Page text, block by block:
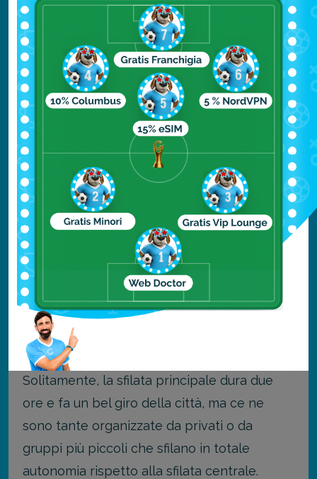
Spagna assume delle sfumature più
parodistiche e satiriche rispetto a quelle che
abbiamo in Italia, per esempio a Venezia.
Solitamente i festeggiamenti si aprono con il
pregon, ossia un discorso ufficiale letto in
una piazza da un personaggio pubblico
(cambia ogni anno), al termine del quale
partirà la sfilata.
Per le strade di Madrid sfileranno quindi i
costumi più strabilianti mai visti, artisti con
pettinature esagerate, trucchi sfavillanti,
maschere colorate e molto altro. Tutto sarà
all’insegna del ballo e della musica e il
divertimento è assicurato.
Solitamente, la sfilata principale dura due
ore e fa un bel giro della città, ma ce ne
sono tante organizzate da privati o da
gruppi più piccoli che sfilano in totale
autonomia rispetto alla sfilata centrale.